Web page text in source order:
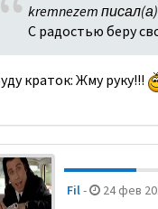
kremnezem
С радостью беру
краток: Жму руку!!!
Fil- 24 фев